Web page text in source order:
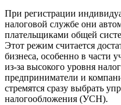
При регистрации
налоговой службе они
плательщиками общей
Этот режим считается
бизнеса, особенно в части
из-за высокого уровня
предприниматели и
стремятся сразу выбрать
налогообложения (УСН).